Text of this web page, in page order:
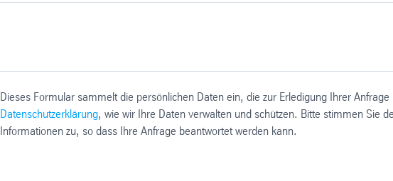
Dieses Formular sammelt die persönlichen Daten ein, die zur Erledigung Ihrer
Datenschutzerklärung, wie wir Ihre Daten verwalten und schützen. Bitte stimmen Sie
Informationen zu, so dass Ihre Anfrage beantwortet werden kann.